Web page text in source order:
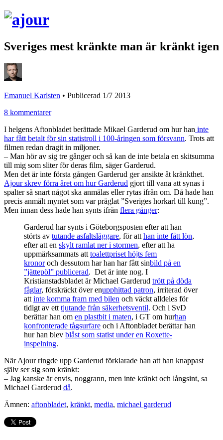
Sveriges mest kränkte man är kränkt igen
Emanuel Karlsten • Publicerad 1/7 2013
8 kommentarer
I helgens Aftonbladet berättade Mikael Garderud om hur han inte
har fått betalt för sin statistroll i 100-åringen som försvann. Trots att
filmen redan dragit in miljoner.
– Man hör av sig tre gånger och så kan de inte betala en skitsumma
till mig som sliter för deras film, säger Garderud.
Men det är inte första gången Garderud ger ansikte åt kränkthet.
Ajour skrev förra året om hur Garderud gjort till vana att synas i
spalter så snart något ska anmälas eller rytas ifrån om. Då hade han
precis anmält myntet som var präglat ”Sveriges horkarl till kung”.
Men innan dess hade han synts ifrån flera gånger:
Garderud har synts i Göteborgsposten efter att han
störts av tutande asfaltsläggare, för att han inte fått lön,
efter att en skylt ramlat ner i stormen, efter att ha
uppmärksammats att toalettpriset höjts fem
kronoroch dessutom har han har fått sinbild på en
”jättepöl” publicerad. Det är inte nog. I
Kristianstadsbladet är Michael Garderud trött på döda
fåglar, förskräckt över enupphittad patron, irriterad över
att inte komma fram med bilen och väckt alldeles för
tidigt av ett tjutande från säkerhetsventil. Och i SvD
berättar han om en plastbit i maten, i GT om hurhan
konfronterade tågsurfare och i Aftonbladet berättar han
hur han blev blåst som statist under en Roxette-
inspelning.
När Ajour ringde upp Garderud förklarade han att han knappast
själv ser sig som kränkt:
– Jag kanske är envis, noggrann, men inte kränkt och långsint, sa
Michael Garderud då.
Ämnen: aftonbladet, kränkt, media, michael garderud